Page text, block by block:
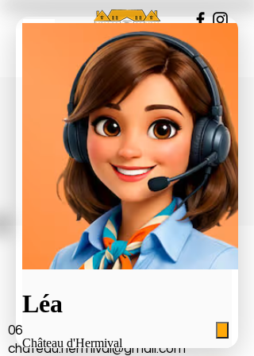
Château d'Hermival
2686 Route de Cormeilles
Adrien legrand
06 64 80 54 09
chateau.hermival@gmail.com